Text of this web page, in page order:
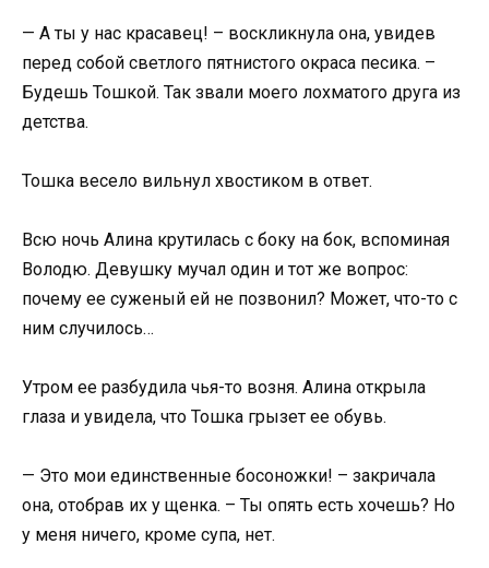
— А ты у нас красавец! – воскликнула она, увидев
перед собой светлого пятнистого окраса песика. –
Будешь Тошкой. Так звали моего лохматого друга из
детства.
Тошка весело вильнул хвостиком в ответ.
Всю ночь Алина крутилась с боку на бок, вспоминая
Володю. Девушку мучал один и тот же вопрос:
почему ее суженый ей не позвонил? Может, что-то с
ним случилось…
Утром ее разбудила чья-то возня. Алина открыла
глаза и увидела, что Тошка грызет ее обувь.
— Это мои единственные босоножки! – закричала
она, отобрав их у щенка. – Ты опять есть хочешь? Но
у меня ничего, кроме супа, нет.